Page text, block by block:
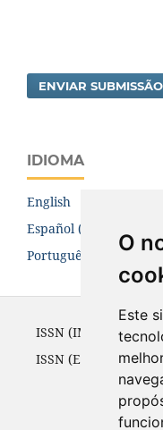
O
Este
ENVIAR SUBMISSÃO
IDIOMA
English
Español (España)
Português (Brasil)
ISSN (IMPRESSO)
ISSN